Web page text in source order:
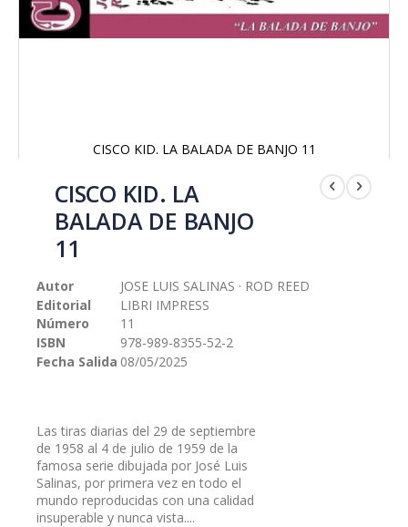
CISCO KID. LA BALADA DE BANJO 11
comienzo
imágenes
CISCO KID. LA
BALADA DE BANJO
11
Autor
JOSE LUIS SALINAS · ROD REED
Editorial
LIBRI IMPRESS
Número
11
ISBN
978-989-8355-52-2
Fecha Salida 08/05/2025
Las tiras diarias del 29 de septiembre
de 1958 al 4 de julio de 1959 de la
famosa serie dibujada por José Luis
Salinas, por primera vez en todo el
mundo reproducidas con una calidad
insuperable y nunca vista....